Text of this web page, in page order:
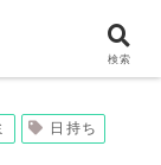
日持ち
検索